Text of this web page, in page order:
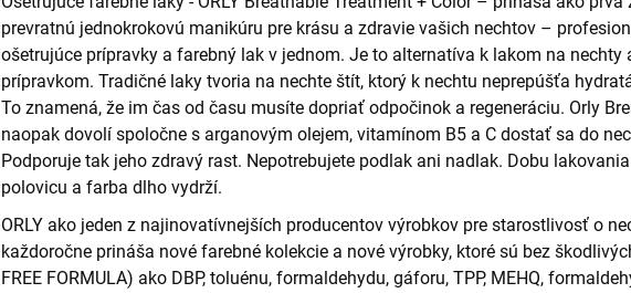
prevratnú jednokrokovú manikúru pre krásu a zdravie vašich nechtov –
ošetrujúce prípravky a farebný lak v jednom. Je to alternatíva k lakom na nechty
prípravkom. Tradičné laky tvoria na nechte štít, ktorý k nechtu neprepúšťa
To znamená, že im čas od času musíte dopriať odpočinok a regeneráciu. Orly
naopak dovolí spoločne s arganovým olejem, vitamínom B5 a C dostať sa do
Podporuje tak jeho zdravý rast. Nepotrebujete podlak ani nadlak. Dobu
polovicu a farba dlho vydrží.
ORLY ako jeden z najinovatívnejších producentov výrobkov pre starostlivosť o
každoročne prináša nové farebné kolekcie a nové výrobky, ktoré sú bez
FREE FORMULA) ako DBP, toluénu, formaldehydu, gáforu, TPP, MEHQ,